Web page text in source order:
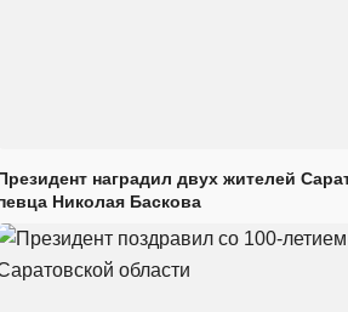
наградил двух жителей
Николая Баскова